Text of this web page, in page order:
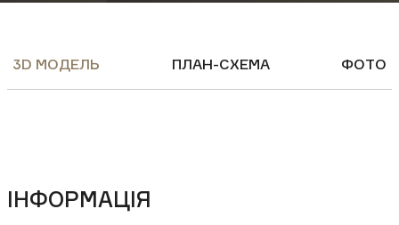
ІНФОРМАЦІЯ
3D МОДЕЛЬ ПЛАН-СХЕМА ФОТО